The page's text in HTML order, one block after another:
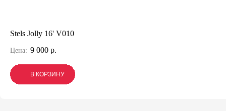
Stels Jolly 16' V010
Цена: 9 000 р.
В КОРЗИНУ
В КОРЗИНУ
В КОРЗИНУ